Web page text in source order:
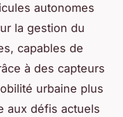
autonomes
la gestion du
capables de
à des capteurs
urbaine plus
aux défis actuels